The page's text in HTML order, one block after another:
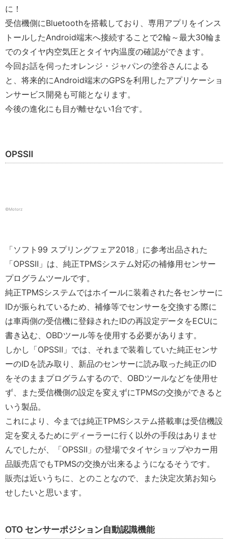
に！
受信機側にBluetoothを搭載しており、専用アプリをインス
トールしたAndroid端末へ接続することで2輪～最大30輪ま
でのタイヤ内空気圧とタイヤ内温度の確認ができます。
今回お話を伺ったオレンジ・ジャパンの塗谷さんによる
と、将来的にAndroid端末のGPSを利用したアプリケーショ
ンサービス開発も可能となります。
今後の進化にも目が離せない1台です。
OPSSⅡ
©️Motorz
「ソフト 99 スプリングフェア2018 」に参考出品された
「OPSSⅡ 」は、純正TPMSシステム対応の補修用センサー
プログラムツールです。
純正TPMSシステムではホイールに装着された各センサーに
IDが振られているため、補修等でセンサーを交換する際に
は車両側の受信機に登録されたIDの再設定データをECUに
書き込む、 OBDツール等を使用する必要があります。
しかし「OPSSⅡ 」では、それまで装着していた純正センサ
ーのIDを読み取り、新品のセンサーに読み取った純正のID
をそのままプログラムするので、 OBDツールなどを使用せ
ず、また受信機側の設定を変えずにTPMSの交換ができると
いう製品。
これにより、今までは純正TPMSシステム搭載車は受信機設
定を変えるためにディーラーに行く以外の手段はありませ
んでしたが、「OPSSⅡ 」の登場でタイヤショップやカー用
品販売店でもTPMSの交換が出来るようになるそうです。
販売は近いうちに、とのことなので、また決定次第お知ら
せしたいと思います。
OTO センサーポジション自動認識機能